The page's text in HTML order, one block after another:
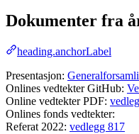
Dokumenter fra
heading.anchorLabel
Presentasjon:
Onlines vedtekter GitHub:
Online vedtekter PDF:
Onlines fonds vedtekter:
Referat 2022: vedlegg 817